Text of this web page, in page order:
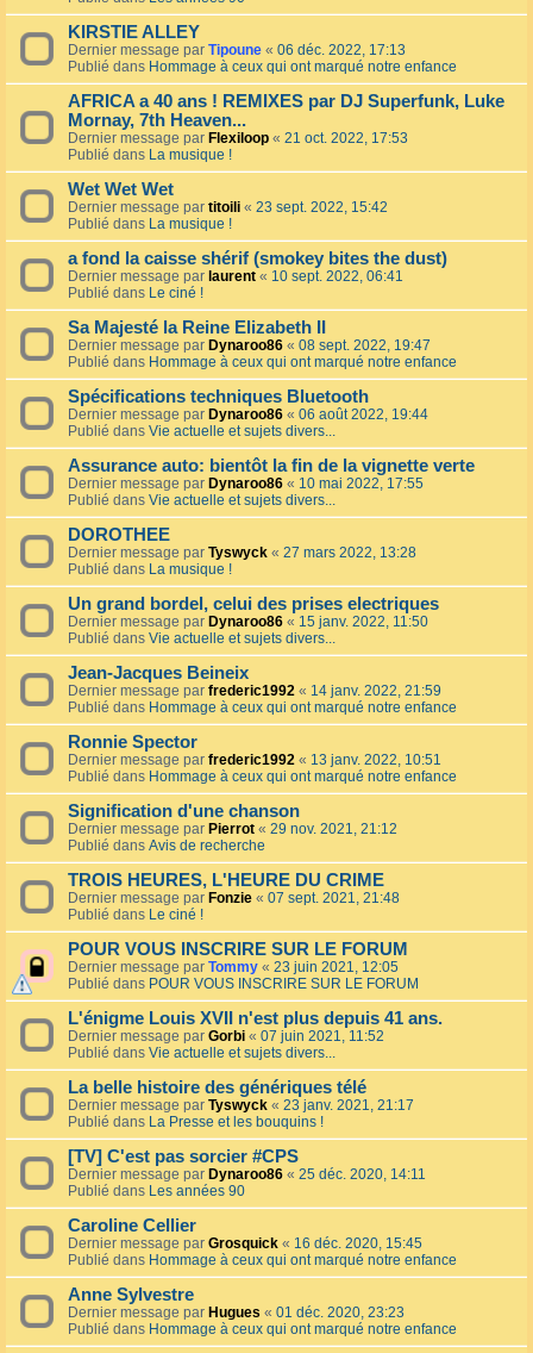
KIRSTIE ALLEY
Dernier message par Tipoune « 06 déc. 2022, 17:13
Publié dans Hommage à ceux qui ont marqué notre enfance
AFRICA a 40 ans ! REMIXES par DJ Superfunk, Luke
Mornay, 7th Heaven...
Dernier message par Flexiloop « 21 oct. 2022, 17:53
Publié dans La musique !
Wet Wet Wet
Dernier message par titoili « 23 sept. 2022, 15:42
Publié dans La musique !
a fond la caisse shérif (smokey bites the dust)
Dernier message par laurent « 10 sept. 2022, 06:41
Publié dans Le ciné !
Sa Majesté la Reine Elizabeth II
Dernier message par Dynaroo86 « 08 sept. 2022, 19:47
Publié dans Hommage à ceux qui ont marqué notre enfance
Spécifications techniques Bluetooth
Dernier message par Dynaroo86 « 06 août 2022, 19:44
Publié dans Vie actuelle et sujets divers...
Assurance auto: bientôt la fin de la vignette verte
Dernier message par Dynaroo86 « 10 mai 2022, 17:55
Publié dans Vie actuelle et sujets divers...
DOROTHEE
Dernier message par Tyswyck « 27 mars 2022, 13:28
Publié dans La musique !
Un grand bordel, celui des prises electriques
Dernier message par Dynaroo86 « 15 janv. 2022, 11:50
Publié dans Vie actuelle et sujets divers...
Jean-Jacques Beineix
Dernier message par frederic1992 « 14 janv. 2022, 21:59
Publié dans Hommage à ceux qui ont marqué notre enfance
Ronnie Spector
Dernier message par frederic1992 « 13 janv. 2022, 10:51
Publié dans Hommage à ceux qui ont marqué notre enfance
Signification d'une chanson
Dernier message par Pierrot « 29 nov. 2021, 21:12
Publié dans Avis de recherche
TROIS HEURES, L'HEURE DU CRIME
Dernier message par Fonzie « 07 sept. 2021, 21:48
Publié dans Le ciné !
POUR VOUS INSCRIRE SUR LE FORUM
Dernier message par Tommy « 23 juin 2021, 12:05
Publié dans POUR VOUS INSCRIRE SUR LE FORUM
L'énigme Louis XVII n'est plus depuis 41 ans.
Dernier message par Gorbi « 07 juin 2021, 11:52
Publié dans Vie actuelle et sujets divers...
La belle histoire des génériques télé
Dernier message par Tyswyck « 23 janv. 2021, 21:17
Publié dans La Presse et les bouquins !
[TV] C'est pas sorcier #CPS
Dernier message par Dynaroo86 « 25 déc. 2020, 14:11
Publié dans Les années 90
Caroline Cellier
Dernier message par Grosquick « 16 déc. 2020, 15:45
Publié dans Hommage à ceux qui ont marqué notre enfance
Anne Sylvestre
Dernier message par Hugues « 01 déc. 2020, 23:23
Publié dans Hommage à ceux qui ont marqué notre enfance